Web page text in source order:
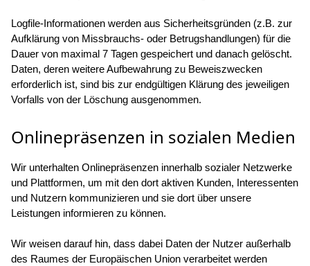
Logfile-Informationen werden aus Sicherheitsgründen (z.B. zur
Aufklärung von Missbrauchs- oder Betrugshandlungen) für die
Dauer von maximal 7 Tagen gespeichert und danach gelöscht.
Daten, deren weitere Aufbewahrung zu Beweiszwecken
erforderlich ist, sind bis zur endgültigen Klärung des jeweiligen
Vorfalls von der Löschung ausgenommen.
Onlinepräsenzen in sozialen Medien
Wir unterhalten Onlinepräsenzen innerhalb sozialer Netzwerke
und Plattformen, um mit den dort aktiven Kunden, Interessenten
und Nutzern kommunizieren und sie dort über unsere
Leistungen informieren zu können.
Wir weisen darauf hin, dass dabei Daten der Nutzer außerhalb
des Raumes der Europäischen Union verarbeitet werden